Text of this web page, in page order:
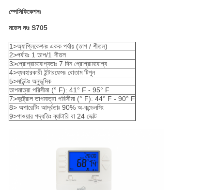
স্পেসিফিকেশনঃ
মডেল নংঃ S705
1>অ্যাপ্লিকেশনঃ একক পর্যায় (তাপ / শীতল)
2>পর্যায়ঃ 1 তাপ/1 শীতল
3>প্রোগ্রামযোগ্যতাঃ 7 দিন প্রোগ্রামযোগ্য
4>ব্যবহারকারী ইন্টারফেসঃ বোতাম টিপুন
5>মাউন্টঃ অনুভূমিক
তাপমাত্রা পরিসীমা (° F): 41° F - 95° F
7>কন্ট্রোল তাপমাত্রা পরিসীমা (° F): 44° F - 90° F
8> অপারেটিং আর্দ্রতাঃ 90% অ-কন্ডেনসিং
9>পাওয়ার পদ্ধতিঃ ব্যাটারি বা 24 ভোল্ট